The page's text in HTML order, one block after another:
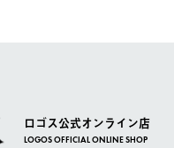
ロゴス公式オンライン店
LOGOS OFFICIAL ONLINE SHOP